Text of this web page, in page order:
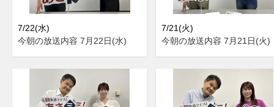
7/22(水)
今朝の放送内容 7月22日(水)
7/21(火)
今朝の放送内容 7月21日(火)